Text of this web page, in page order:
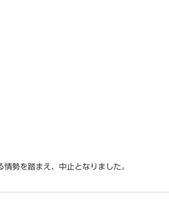
勢を踏まえ、中止となりました。